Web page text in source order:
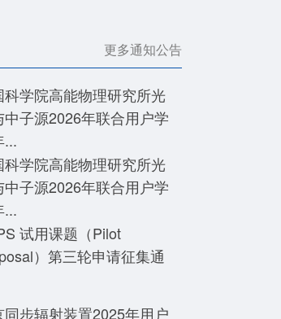
更多通知公告
科学院高能物理研究所光
中子源2026年联合用户学
...
科学院高能物理研究所光
中子源2026年联合用户学
...
试用课题（Pilot
）第三轮申请征集通
同步辐射装置2025年用户